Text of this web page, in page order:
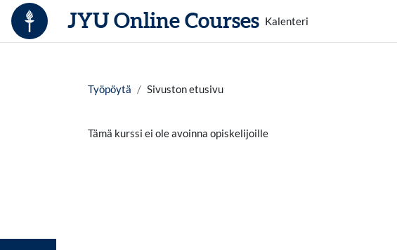
Siirry pääsisältöön
JYU Online Courses Kalenteri
Työpöytä Sivuston etusivu
Tämä kurssi ei ole avoinna opiskelijoille